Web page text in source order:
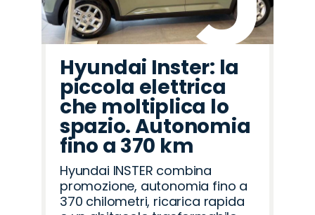
Hyundai Inster: la
piccola elettrica
che moltiplica lo
spazio. Autonomia
fino a 370 km
Hyundai INSTER combina
promozione, autonomia fino a
370 chilometri, ricarica rapida